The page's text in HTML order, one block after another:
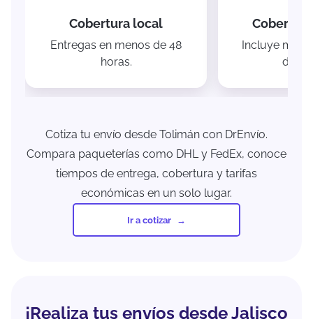
Cobertura local
Entregas en menos de 48
horas.
Incluye
de
Cotiza tu envío desde Tolimán con DrEnvío.
Compara paqueterías como DHL y FedEx, conoce
tiempos de entrega, cobertura y tarifas
económicas en un solo lugar.
Ir a cotizar
¡Realiza tus envíos desde Jalisco